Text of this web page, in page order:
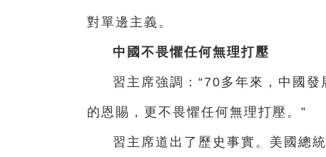
對單邊主義。
中國不畏懼任何無理打壓
習主席強調：“70多年來，中國
的恩賜，更不畏懼任何無理打壓。”
習主席道出了歷史事實。美國總